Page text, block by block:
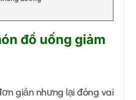
đồ uống giảm
giản nhưng lại đóng vai